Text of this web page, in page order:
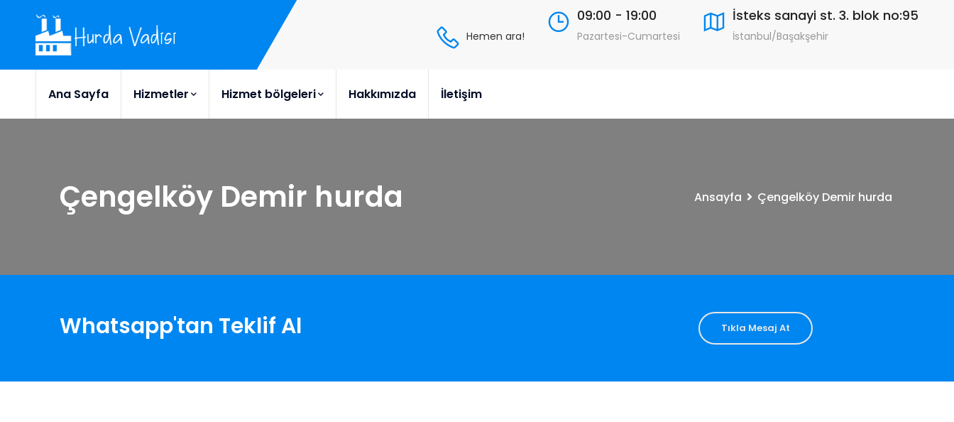
Hemen ara!
09:00 - 19:00
Pazartesi-Cumartesi
İsteks sanayi st. 3. blok no:95
İstanbul/Başakşehir
Ana Sayfa Hizmetler Hizmet bölgeleri Hakkımızda İletişim
Çengelköy Demir hurda Ansayfa Çengelköy Demir hurda
Whatsapp'tan Teklif Al Tıkla Mesaj At